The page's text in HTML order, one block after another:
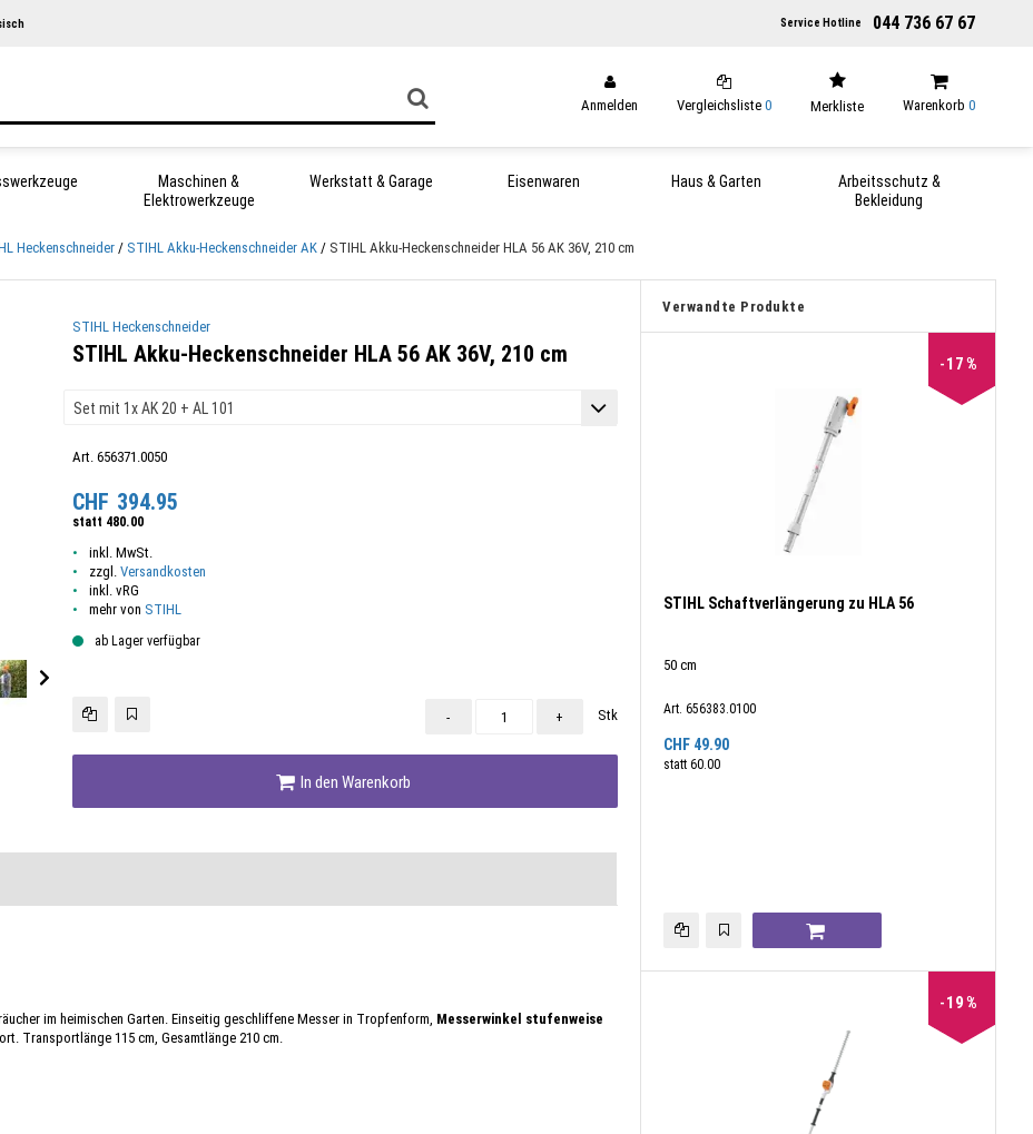
Service Hotline 044 736 67 67
Anmelden Vergleichsliste 0 Merkliste Warenkorb 0
Maschinen &
Elektrowerkzeuge
Werkstatt & Garage Eisenwaren Haus & Garten
Arbeitsschutz &
Bekleidung
Heckenschneider STIHL Akku-Heckenschneider AK STIHL Akku-Heckenschneider HLA 56 AK 36V, 210 cm
STIHL Heckenschneider
STIHL Akku-Heckenschneider HLA 56 AK 36V, 210 cm
Art. 656371.0050
CHF 394.95
statt 480.00
inkl. MwSt.
zzgl. Versandkosten
inkl. vRG
mehr von STIHL
ab Lager verfügbar
- + Stk
In den Warenkorb
im heimischen Garten. Einseitig geschliffene Messer in Tropfenform, Messerwinkel stufenweise
Transportlänge 115 cm, Gesamtlänge 210 cm.
Verwandte Produkte
17%
STIHL Schaftverlängerung zu HLA 56
50 cm
Art. 656383.0100
CHF 49.90
statt 60.00
19%